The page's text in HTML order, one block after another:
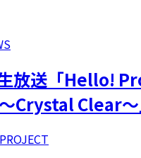
放送「Hello!
Crystal Clear